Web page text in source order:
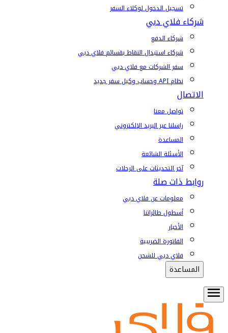
تسجيل الدخول لوكلاء السفر
شركاء فلاي دبي
شركاء الدفع
شركاء استبدال النقاط بقسائم فلاي دبي
سفر الشركات مع فلاي دبي
نظام API وحساب وكيل سفر جديد
الاتصال
تواصل معنا
راسلنا عبر البريد الإلكتروني
المساعدة
الأسئلة الشائعة
آخر التحديثات على الرحلات
روابط ذات صلة
معلومات عن فلاي دبي
أسطول طائراتنا
الأخبار
الفاتورة الضريبية
فلاي دبي للشحن
المساعدة